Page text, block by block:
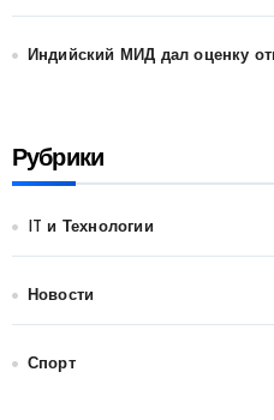
Индийский МИД дал оценку
Рубрики
IT и Технологии
Новости
Спорт